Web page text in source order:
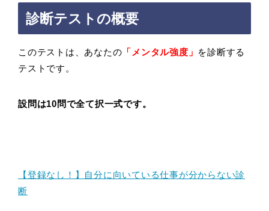
診断テストの概要
このテストは、あなたの 「メンタル強度 」 を診断する
テストです。
設問は10問で全て択一式です。
【登録なし！】自分に向いている仕事が分からない診
断